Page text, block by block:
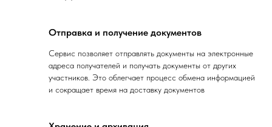
Отправка и получение документов
Сервис позволяет отправлять документы на электронные
адреса получателей и получать документы от других
участников. Это облегчает процесс обмена информацией
и сокращает время на доставку документов